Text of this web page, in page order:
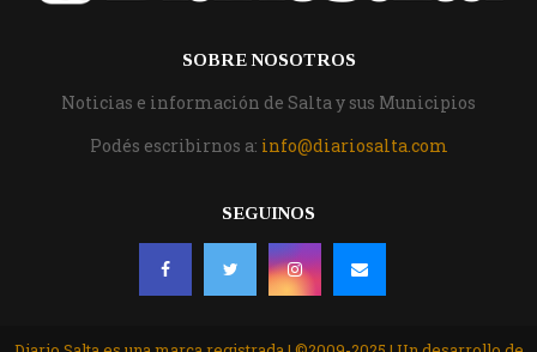
SOBRE NOSOTROS
Noticias e información de Salta y sus Municipios
Podés escribirnos a: info@diariosalta.com
SEGUINOS